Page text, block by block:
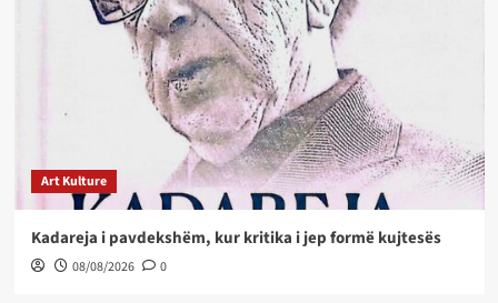
Art Kulture
Kadareja i pavdekshëm, kur kritika i jep formë kujtesës
08/08/2026 0